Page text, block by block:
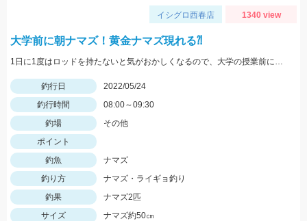
イシグロ西春店 1340 view
大学前に朝ナマズ！黄金ナマズ現れる⁈
1日に1度はロッドを持たないと気がおかしくなるので、大学の授業前にナマズと遊んできました。
釣行日
2022/05/24
釣行時間
08:00～09:30
釣場
その他
ポイント
釣魚
ナマズ
釣り方
ナマズ・ライギョ釣り
釣果
ナマズ2匹
サイズ
ナマズ約50㎝